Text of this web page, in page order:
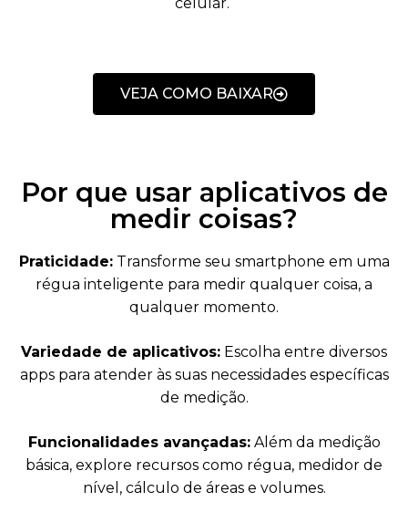
VEJA COMO BAIXAR
Por que usar aplicativos de
medir coisas?
Praticidade:Transforme seu smartphone em uma
régua inteligente para medir qualquer coisa, a
qualquer momento.
Variedade de aplicativos: Escolha entre diversos
apps para atender às suas necessidades específicas
de medição.
Funcionalidades avançadas:Além da medição
básica, explore recursos como régua, medidor de
nível, cálculo de áreas e volumes.